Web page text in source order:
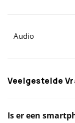
Audio
Veelgestelde
Is er een